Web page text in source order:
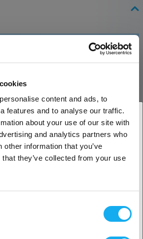
content and ads, to
features and to analyse our traffic.
about your use of our site with
and analytics partners who
other information that you’ve
they’ve collected from your use
stabilt, miljøvenligt og sikkert
råmaterialer af høj kvalitet og har
og formuleringen.
eller privatkunde?
Erhvervskunde
Privat kunde